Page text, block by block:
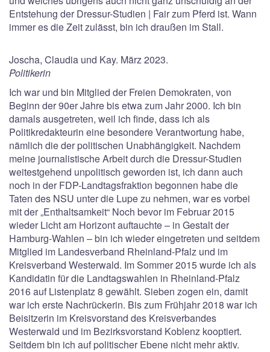
Entstehung der Dressur-Studien | Fair zum Pferd ist. Wann
immer es die Zeit zulässt, bin ich draußen im Stall.
Joscha, Claudia und Kay. März 2023.
Politikerin
Ich war und bin Mitglied der Freien Demokraten, von
Beginn der 90er Jahre bis etwa zum Jahr 2000. Ich bin
damals ausgetreten, weil ich finde, dass ich als
Politikredakteurin eine besondere Verantwortung habe,
nämlich die der politischen Unabhängigkeit. Nachdem
meine journalistische Arbeit durch die Dressur-Studien
weitestgehend unpolitisch geworden ist, ich dann auch
noch in der FDP-Landtagsfraktion begonnen habe die
Taten des NSU unter die Lupe zu nehmen, war es vorbei
mit der „Enthaltsamkeit“ Noch bevor im Februar 2015
wieder Licht am Horizont auftauchte – in Gestalt der
Hamburg-Wahlen – bin ich wieder eingetreten und seitdem
Mitglied im Landesverband Rheinland-Pfalz und im
Kreisverband Westerwald. Im Sommer 2015 wurde ich als
Kandidatin für die Landtagswahlen in Rheinland-Pfalz
2016 auf Listenplatz 8 gewählt. Sieben zogen ein, damit
war ich erste Nachrückerin. Bis zum Frühjahr 2018 war ich
Beisitzerin im Kreisvorstand des Kreisverbandes
Westerwald und im Bezirksvorstand Koblenz kooptiert.
Seitdem bin ich auf politischer Ebene nicht mehr aktiv.